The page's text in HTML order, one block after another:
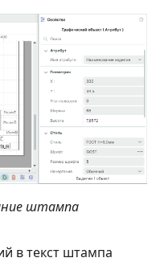
штампа
в текст штампа